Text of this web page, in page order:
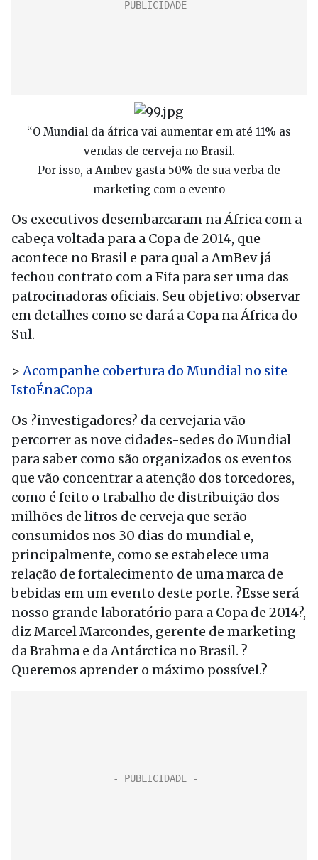
“O Mundial da áfrica vai aumentar em até 11% as
vendas de cerveja no Brasil.
Por isso, a Ambev gasta 50% de sua verba de
marketing com o evento
Os executivos desembarcaram na África com a
cabeça voltada para a Copa de 2014, que
acontece no Brasil e para qual a AmBev já
fechou contrato com a Fifa para ser uma das
patrocinadoras oficiais. Seu objetivo: observar
em detalhes como se dará a Copa na África do
Sul.
> Acompanhe cobertura do Mundial no site
IstoÉnaCopa
Os ?investigadores? da cervejaria vão
percorrer as nove cidades-sedes do Mundial
para saber como são organizados os eventos
que vão concentrar a atenção dos torcedores,
como é feito o trabalho de distribuição dos
milhões de litros de cerveja que serão
consumidos nos 30 dias do mundial e,
principalmente, como se estabelece uma
relação de fortalecimento de uma marca de
bebidas em um evento deste porte. ?Esse será
nosso grande laboratório para a Copa de 2014?,
diz Marcel Marcondes, gerente de marketing
da Brahma e da Antárctica no Brasil. ?
Queremos aprender o máximo possível.?